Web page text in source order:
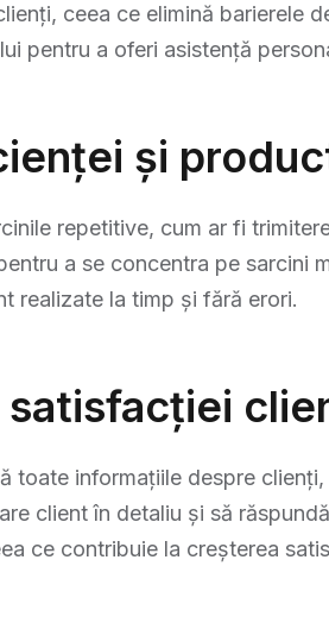
ceea ce elimină barierele
pentru a oferi asistență
și
repetitive, cum ar fi
a se concentra pe sarcini
realizate la timp și fără erori.
satisfacției
toate informațiile despre
client în detaliu și să
ce contribuie la creșterea